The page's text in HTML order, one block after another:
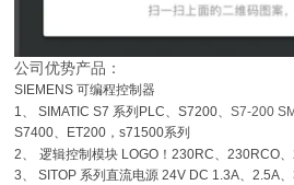
公司优势产品：
SIEMENS可编程控制器
1、 SIMATIC S7 系列 PLC、S7200、S7-200
S7400、
ET200，s71500系列
2、 逻辑控制模块 LOGO ！230RC、230RCO、
3、 SITOP 系列直流电源 24V DC 1.3A、2.5A、